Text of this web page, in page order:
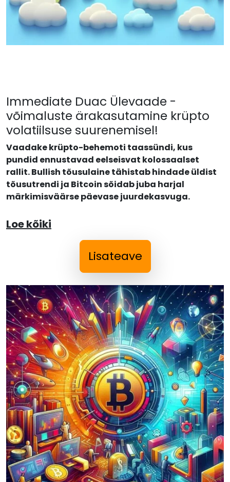
Immediate Duac Ülevaade -
võimaluste ärakasutamine krüpto
volatiilsuse suurenemisel!
Vaadake krüpto-behemoti taassündi, kus
pundid ennustavad eelseisvat kolossaalset
rallit. Bullish tõusulaine tähistab hindade üldist
tõusutrendi ja Bitcoin sõidab juba harjal
märkimisväärse päevase juurdekasvuga.
Loe kõiki
Lisateave